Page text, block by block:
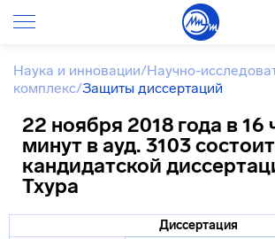
Наука и инновации/Научно-
комплекс/Защиты диссертаций
22 ноября 2018 года в 16
минут в ауд. 3103
кандидатской
Тхура
Диссертация